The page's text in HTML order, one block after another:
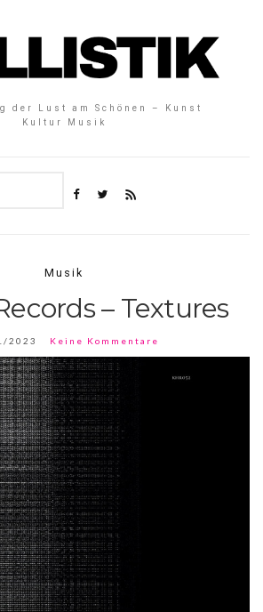
der Lust am Schönen – Kunst
Kultur Musik
Musik
– Textures
2023 Keine Kommentare